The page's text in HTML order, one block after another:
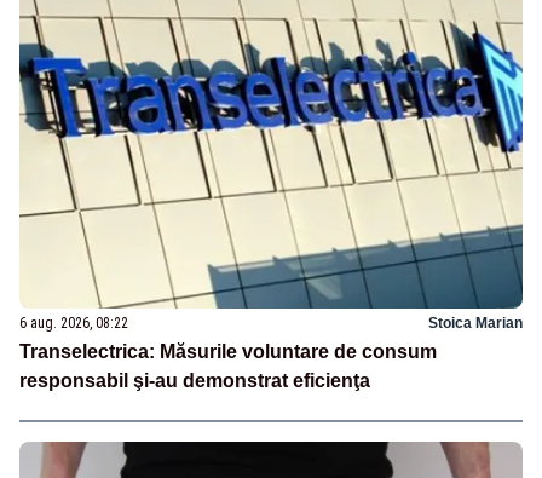
6 aug. 2026, 08:22 Stoica Marian
Transelectrica: Măsurile voluntare de consum
responsabil şi-au demonstrat eficienţa